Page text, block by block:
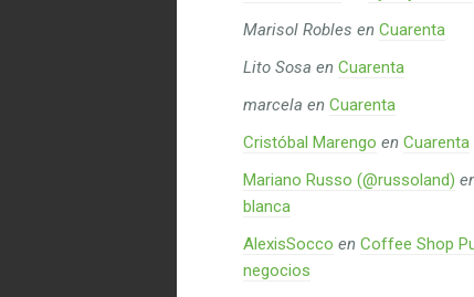
Marisol Robles en Cuarenta
Lito Sosa en Cuarenta
marcela en Cuarenta
Cristóbal Marengo en Cuarenta
Mariano Russo (@russoland)
blanca
AlexisSocco en Coffee Shop
negocios